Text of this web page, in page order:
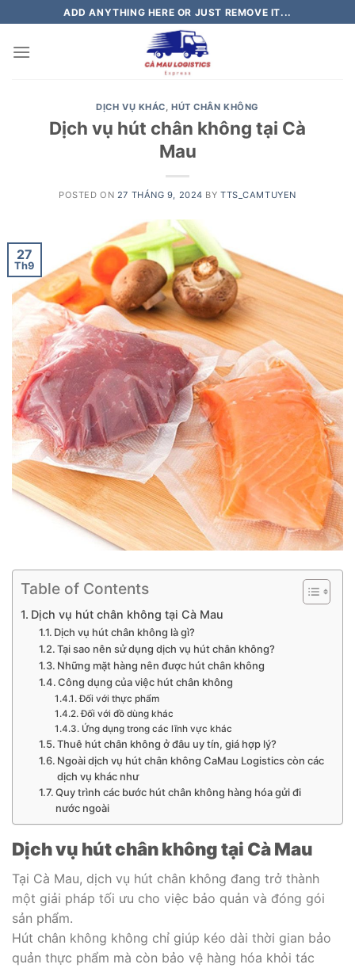
to
content
ADD ANYTHING HERE OR JUST REMOVE IT...
DỊCH VỤ KHÁC, HÚT CHÂN KHÔNG
Dịch vụ hút chân không tại Cà
Mau
POSTED ON 27 THÁNG 9, 2024 BYTTS_CAMTUYEN
27
Th9
Table of Contents
Dịch vụ hút chân không tại Cà Mau
Dịch vụ hút chân không là gì?
Tại sao nên sử dụng dịch vụ hút chân không?
Những mặt hàng nên được hút chân không
Công dụng của việc hút chân không
Đối với thực phẩm
Đối với đồ dùng khác
Ứng dụng trong các lĩnh vực khác
Thuê hút chân không ở đâu uy tín, giá hợp lý?
Ngoài dịch vụ hút chân không CaMau Logistics còn các
dịch vụ khác như
Quy trình các bước hút chân không hàng hóa gửi đi
nước ngoài
Dịch vụ hút chân không tại Cà Mau
Tại Cà Mau, dịch vụ hút chân không đang trở thành
một giải pháp tối ưu cho việc bảo quản và đóng gói
sản phẩm.
Hút chân không không chỉ giúp kéo dài thời gian bảo
quản thực phẩm mà còn bảo vệ hàng hóa khỏi tác